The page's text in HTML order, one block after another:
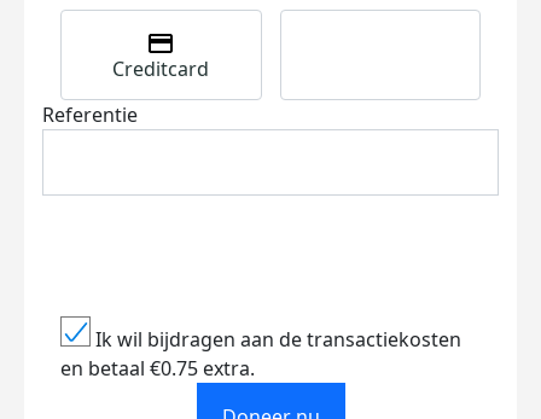
Creditcard
Referentie
Ik wil bijdragen aan de transactiekosten
en betaal €0.75 extra.